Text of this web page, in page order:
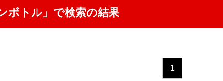
ボトル」で検索の結果
1